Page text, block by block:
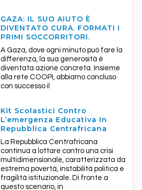
GAZA: IL SUO AIUTO È
DIVENTATO CURA. FORMATI I
PRIMI SOCCORRITORI.
A Gaza, dove ogni minuto può fare la
differenza, la sua generosità è
diventata azione concreta. Insieme
alla rete COOPI, abbiamo concluso
con successo il
Kit Scolastici Contro
L’emergenza Educativa In
Repubblica Centrafricana
La Repubblica Centrafricana
continua a lottare contro una crisi
multidimensionale, caratterizzata da
estrema povertà, instabilità politica e
fragilità istituzionale. Di fronte a
questo scenario, in